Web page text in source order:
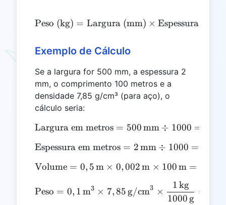
Peso (kg) = Largura (mm) × Espessura (mm)
Exemplo de Cálculo
Se a largura for 500 mm, a espessura 2
mm, o comprimento 100 metros e a
densidade 7,85 g/cm³ (para aço), o
cálculo seria:
\text{Largura em
Largura em metros = 500mm ÷ 1000 =
\text{Espessura em
Espessura em metros = 2mm ÷ 1000 =
\text{Volume} = 0,5 \,
Volume = 0, 5m × 0,002m × 100m =
\text{Peso} = 0,1 \,
Peso = 0, 1 m3 × 7,85 g/cm3 ×
1000 g
1 kg
=